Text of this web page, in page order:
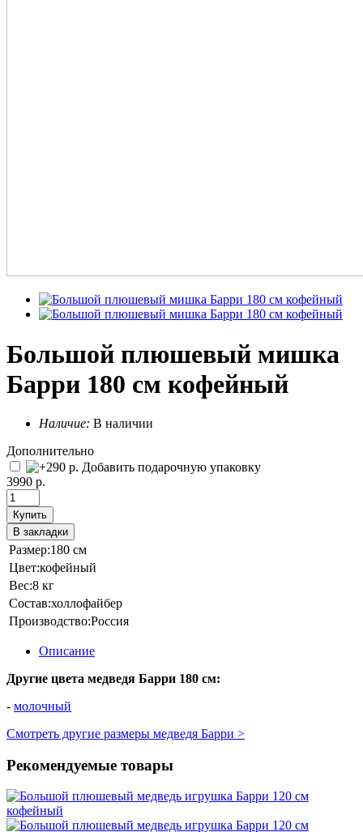
Большой плюшевый мишка
Барри 180 см кофейный
Наличие: В наличии
Дополнительно
Добавить подарочную упаковку
3990 р.
Купить
В закладки
Размер:180 см
Цвет:кофейный
Вес:8 кг
Состав:холлофайбер
Производство:Россия
Описание
Другие цвета медведя Барри 180 см:
- молочный
Смотреть другие размеры медведя Барри >
Рекомендуемые товары